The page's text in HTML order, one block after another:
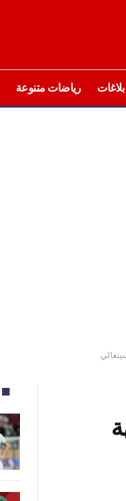
بلاغات رياضات متنوعة